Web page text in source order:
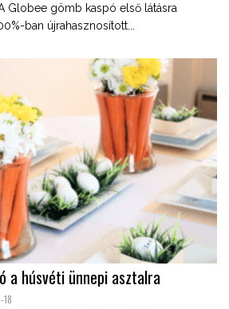
Globee gömb kaspó első látásra
ban újrahasznosított...
a húsvéti ünnepi asztalra